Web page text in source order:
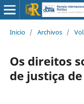
Inicio / Archivos /
Os direitos
de justiça